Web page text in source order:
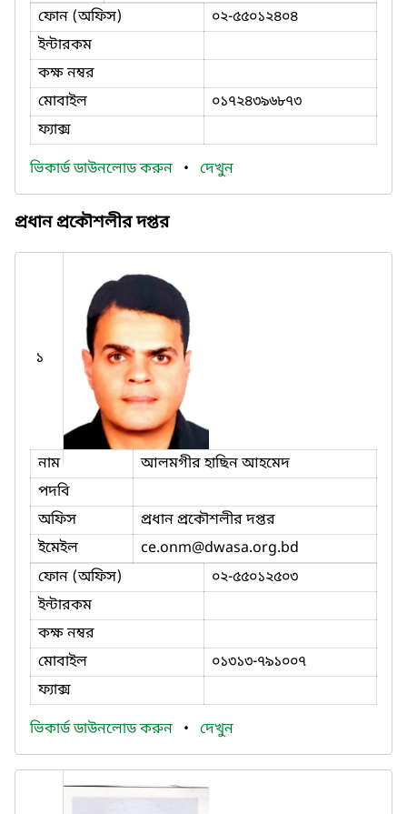
ফোন (অফিস)
০২-৫৫০১২৪০৪
ইন্টারকম
কক্ষ নম্বর
মোবাইল
০১৭২৪৩৯৬৮৭৩
ফ্যাক্স
ভিকার্ড ডাউনলোড করুন • দেখুন
প্রধান প্রকৌশলীর দপ্তর
১
নাম
আলমগীর হাছিন আহমেদ
পদবি
অফিস
প্রধান প্রকৌশলীর দপ্তর
ইমেইল
ce.onm@dwasa.org.bd
ফোন (অফিস)
০২-৫৫০১২৫০৩
ইন্টারকম
কক্ষ নম্বর
মোবাইল
০১৩১৩-৭৯১০০৭
ফ্যাক্স
ভিকার্ড ডাউনলোড করুন • দেখুন